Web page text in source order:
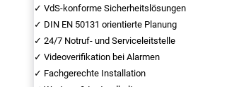
✓ VdS-konforme Sicherheitslösungen
✓ DIN EN 50131 orientierte Planung
✓ 24/7 Notruf- und Serviceleitstelle
✓ Videoverifikation bei Alarmen
✓ Fachgerechte Installation